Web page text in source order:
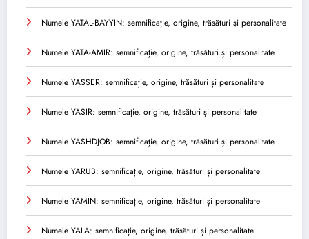
Numele YATAL-BAYYIN: semnificație, origine, trăsături și personalitate
Numele YATA-AMIR: semnificație, origine, trăsături și personalitate
Numele YASSER: semnificație, origine, trăsături și personalitate
Numele YASIR: semnificație, origine, trăsături și personalitate
Numele YASHDJOB: semnificație, origine, trăsături și personalitate
Numele YARUB: semnificație, origine, trăsături și personalitate
Numele YAMIN: semnificație, origine, trăsături și personalitate
Numele YALA: semnificație, origine, trăsături și personalitate